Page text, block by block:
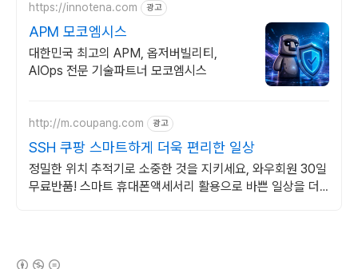
https://innotena.com 광고
APM 모코엠시스
대한민국 최고의 APM, 옵저버빌리티,
AIOps 전문 기술파트너 모코엠시스
http://m.coupang.com 광고
SSH 쿠팡 스마트하게 더욱 편리한 일상
정밀한 위치 추적기로 소중한 것을 지키세요, 와우회원 30일
무료반품! 스마트 휴대폰액세서리 활용으로 바쁜 일상을 더